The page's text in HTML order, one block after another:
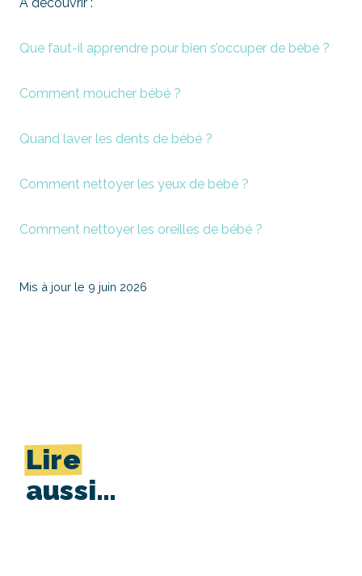
Que faut-il apprendre pour bien s’occuper de bébé ?
Comment moucher bébé ?
Quand laver les dents de bébé ?
Comment nettoyer les yeux de bébé ?
Comment nettoyer les oreilles de bébé ?
Mis à jour le 9 juin 2026
Lire
aussi…